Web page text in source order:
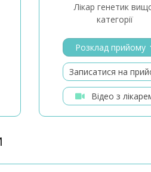
лікар генетик вищої
категорії
Розклад прийому
Записатися на
Відео з